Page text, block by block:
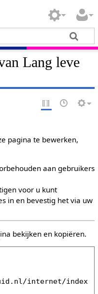
Lang leve
pagina te bewerken,
aan gebruikers
voor u kunt
in en bevestig het via uw
bekijken en kopiëren.